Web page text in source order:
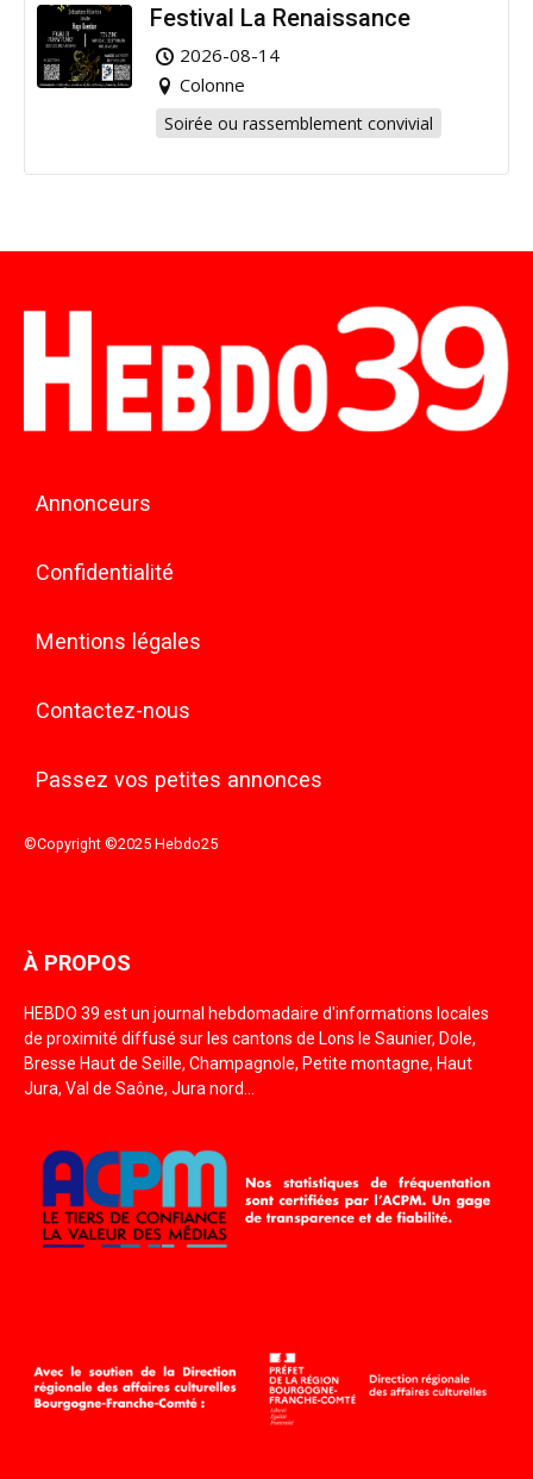
Festival La Renaissance
2026-08-14
Colonne
Soirée ou rassemblement convivial